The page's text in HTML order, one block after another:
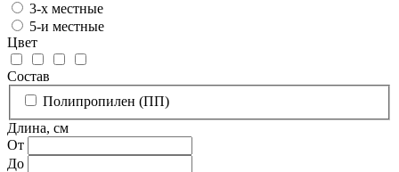
3-х местные
5-и местные
Цвет
Состав
Полипропилен (ПП)
Длина, см
От
До